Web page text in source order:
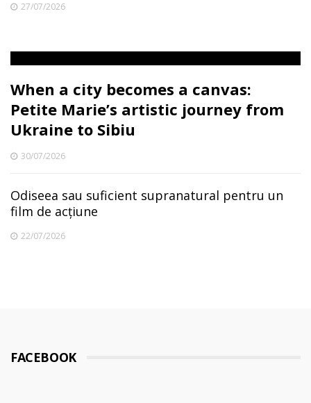
27/07/2026
When a city becomes a canvas:
Petite Marie’s artistic journey from
Ukraine to Sibiu
30/07/2026
Odiseea sau suficient supranatural pentru un
film de acțiune
22/07/2026
FACEBOOK